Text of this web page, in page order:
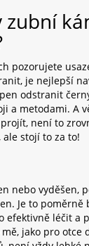
zubní
pozorujete
je nejlepší
odstranit
a metodami. A
není to
stojí to za to!
nebo vyděšen,
Je to poměrně
efektivně léčit a
jako pro otce